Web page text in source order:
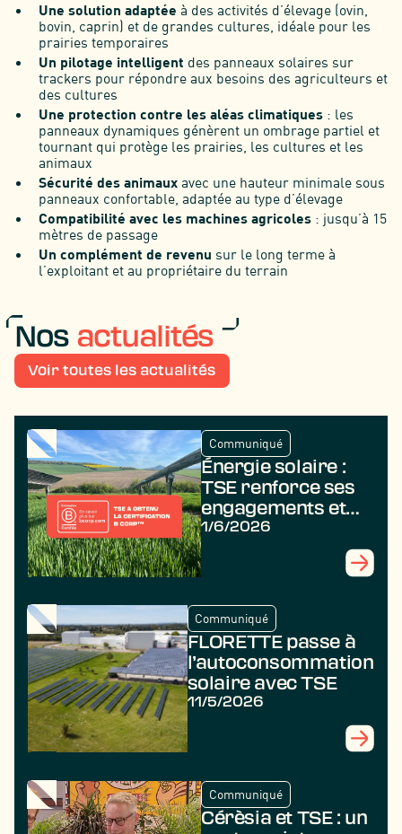
Une solution adaptée à des activités d’élevage (ovin,
bovin, caprin) et de grandes cultures, idéale pour les
prairies temporaires
Un pilotage intelligent des panneaux solaires sur
trackers pour répondre aux besoins des agriculteurs et
des cultures
Une protection contre les aléas climatiques : les
panneaux dynamiques génèrent un ombrage partiel et
tournant qui protège les prairies, les cultures et les
animaux
Sécurité des animaux avec une hauteur minimale sous
panneaux confortable, adaptée au type d’élevage
Compatibilité avec les machines agricoles : jusqu’à 15
mètres de passage
Un complément de revenu sur le long terme à
l’exploitant et au propriétaire du terrain
Nos actualités
Voir toutes les actualités
Communiqué
Énergie solaire :
TSE renforce ses
engagements et
obtient la
1/6/2026
Communiqué
FLORETTE passe à
l’autoconsommation
solaire avec TSE
11/5/2026
Communiqué
Cérèsia et TSE : un